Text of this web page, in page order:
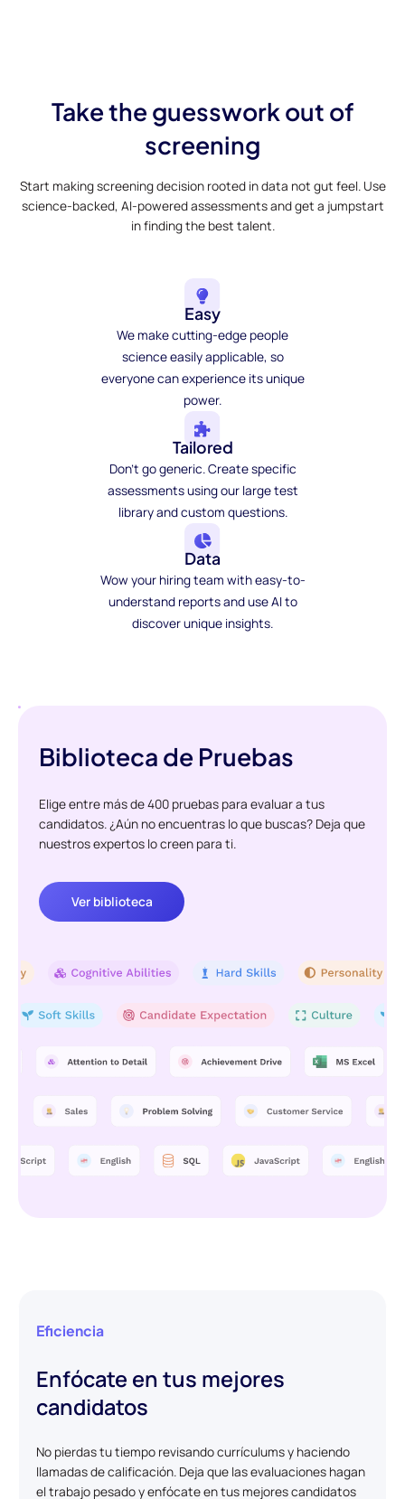
Take the guesswork out of
screening
Start making screening decision rooted in data not gut feel. Use
science-backed, AI-powered assessments and get a jumpstart
in finding the best talent.
Easy
We make cutting-edge people
science easily applicable, so
everyone can experience its unique
power.
Tailored
Don't go generic. Create specific
assessments using our large test
library and custom questions.
Data
Wow your hiring team with easy-to-
understand reports and use AI to
discover unique insights.
Biblioteca de Pruebas
Elige entre más de 400 pruebas para evaluar a tus
candidatos. ¿Aún no encuentras lo que buscas? Deja que
nuestros expertos lo creen para ti.
Ver biblioteca
Eficiencia
Enfócate en tus mejores
candidatos
No pierdas tu tiempo revisando currículums y haciendo
llamadas de calificación. Deja que las evaluaciones hagan
el trabajo pesado y enfócate en tus mejores candidatos